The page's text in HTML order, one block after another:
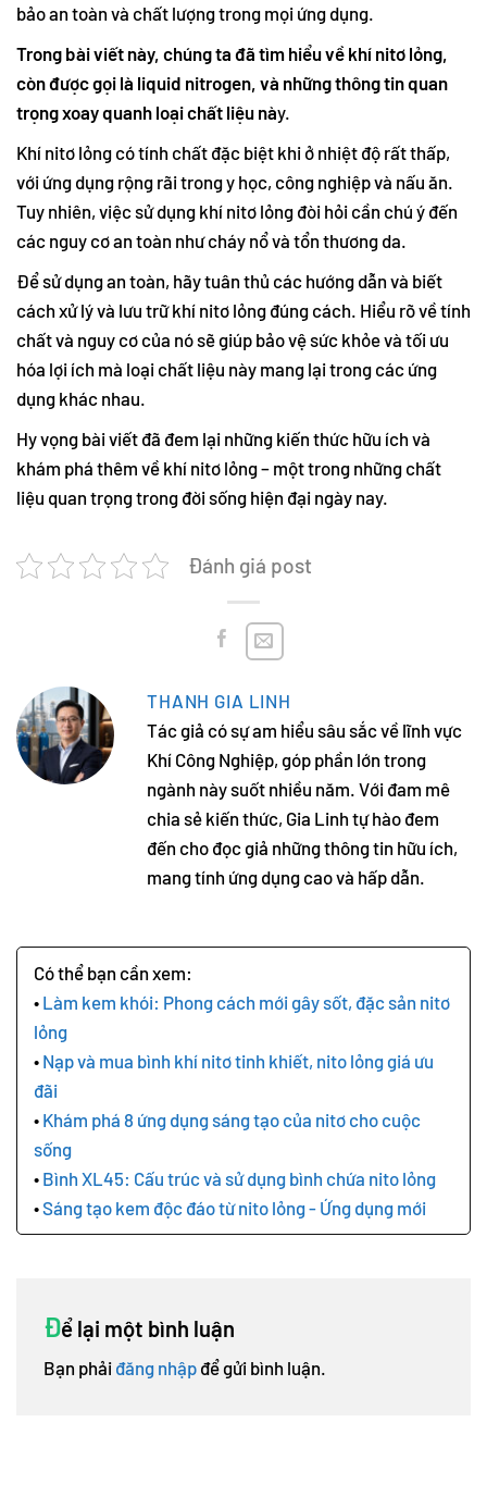
bảo an toàn và chất lượng trong mọi ứng dụng.
Trong bài viết này, chúng ta đã tìm hiểu về khí nitơ lỏng,
còn được gọi là liquid nitrogen, và những thông tin quan
trọng xoay quanh loại chất liệu này.
Khí nitơ lỏng có tính chất đặc biệt khi ở nhiệt độ rất thấp,
với ứng dụng rộng rãi trong y học, công nghiệp và nấu ăn.
Tuy nhiên, việc sử dụng khí nitơ lỏng đòi hỏi cần chú ý đến
các nguy cơ an toàn như cháy nổ và tổn thương da.
Để sử dụng an toàn, hãy tuân thủ các hướng dẫn và biết
cách xử lý và lưu trữ khí nitơ lỏng đúng cách. Hiểu rõ về tính
chất và nguy cơ của nó sẽ giúp bảo vệ sức khỏe và tối ưu
hóa lợi ích mà loại chất liệu này mang lại trong các ứng
dụng khác nhau.
Hy vọng bài viết đã đem lại những kiến thức hữu ích và
khám phá thêm về khí nitơ lỏng – một trong những chất
liệu quan trọng trong đời sống hiện đại ngày nay.
Đánh giá post
THANH GIA LINH
Tác giả có sự am hiểu sâu sắc về lĩnh vực
Khí Công Nghiệp, góp phần lớn trong
ngành này suốt nhiều năm. Với đam mê
chia sẻ kiến thức, Gia Linh tự hào đem
đến cho đọc giả những thông tin hữu ích,
mang tính ứng dụng cao và hấp dẫn.
Làm kem khói: Phong cách mới gây sốt, đặc sản nitơ
lỏng
Nạp và mua bình khí nitơ tinh khiết, nito lỏng giá ưu
đãi
Khám phá 8 ứng dụng sáng tạo của nitơ cho cuộc
sống
Bình XL45: Cấu trúc và sử dụng bình chứa nito lỏng
Sáng tạo kem độc đáo từ nito lỏng - Ứng dụng mới
Để lại một bình luận
Bạn phải đăng nhập để gửi bình luận.